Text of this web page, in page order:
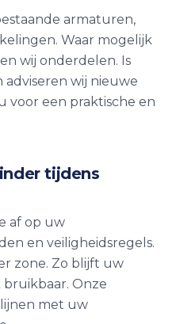
armaturen,
Waar mogelijk
wij onderdelen. Is
adviseren wij nieuwe
voor een praktische en
tijdens
af op uw
en veiligheidsregels.
zone. Zo blijft uw
Onze
met uw